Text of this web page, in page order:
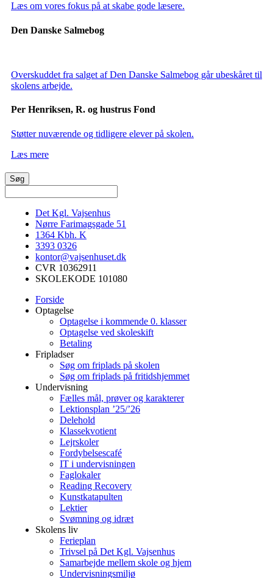
Læs om vores fokus på at skabe gode læsere.
Den Danske Salmebog
Overskuddet fra salget af Den Danske Salmebog går ubeskåret til
skolens arbejde.
Per Henriksen, R. og hustrus Fond
Støtter nuværende og tidligere elever på skolen.
Læs mere
Det Kgl. Vajsenhus
Nørre Farimagsgade 51
1364 Kbh. K
3393 0326
kontor@vajsenhuset.dk
CVR 10362911
SKOLEKODE 101080
Forside
Optagelse
Optagelse i kommende 0. klasser
Optagelse ved skoleskift
Betaling
Fripladser
Søg om friplads på skolen
Søg om friplads på fritidshjemmet
Undervisning
Fælles mål, prøver og karakterer
Lektionsplan ’25/’26
Delehold
Klassekvotient
Lejrskoler
Fordybelsescafé
IT i undervisningen
Faglokaler
Reading Recovery
Kunstkatapulten
Lektier
Svømning og idræt
Skolens liv
Ferieplan
Trivsel på Det Kgl. Vajsenhus
Samarbejde mellem skole og hjem
Undervisningsmiljø